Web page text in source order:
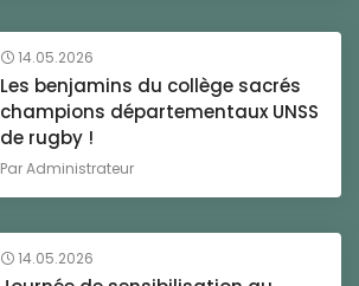
14.05.2026
Les benjamins du collège sacrés
champions départementaux UNSS
de rugby !
ParAdministrateur
14.05.2026